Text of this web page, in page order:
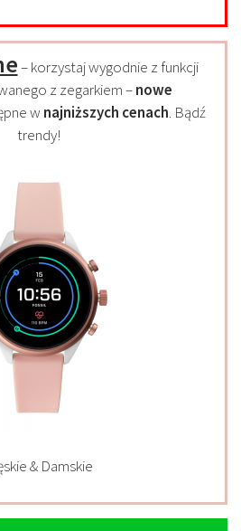
– korzystaj wygodnie z funkcji
z zegarkiem –nowe
w najniższych cenach. Bądź
trendy!
& Damskie